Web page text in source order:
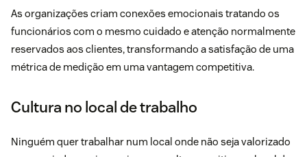
As organizações criam conexões emocionais tratando os
funcionários com o mesmo cuidado e atenção normalmente
reservados aos clientes, transformando a satisfação de uma
métrica de medição em uma vantagem competitiva.
Cultura no local de trabalho
Ninguém quer trabalhar num local onde não seja valorizado